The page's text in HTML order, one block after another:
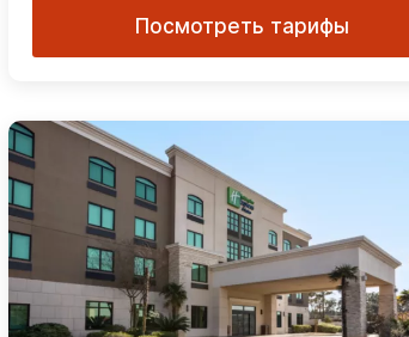
Посмотреть тарифы